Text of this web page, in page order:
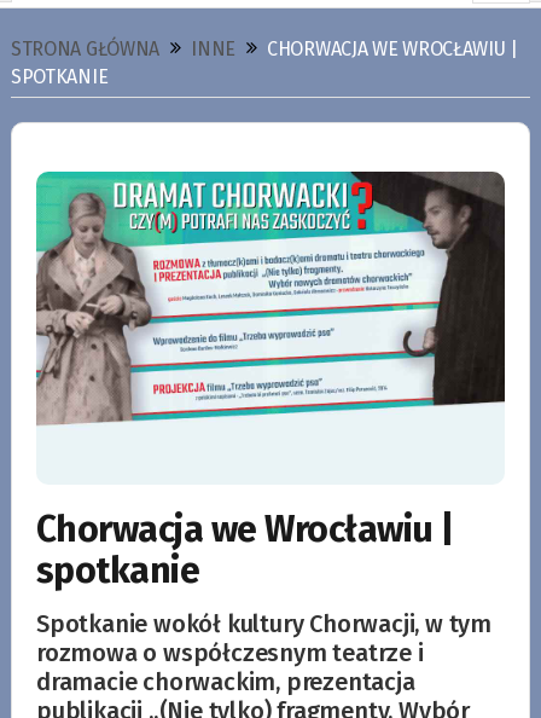
STRONA GŁÓWNA INNE
CHORWACJA WE WROCŁAWIU |
SPOTKANIE
Chorwacja we Wrocławiu |
spotkanie
Spotkanie wokół kultury Chorwacji, w tym
rozmowa o współczesnym teatrze i
dramacie chorwackim, prezentacja
publikacji „(Nie tylko) fragmenty. Wybór